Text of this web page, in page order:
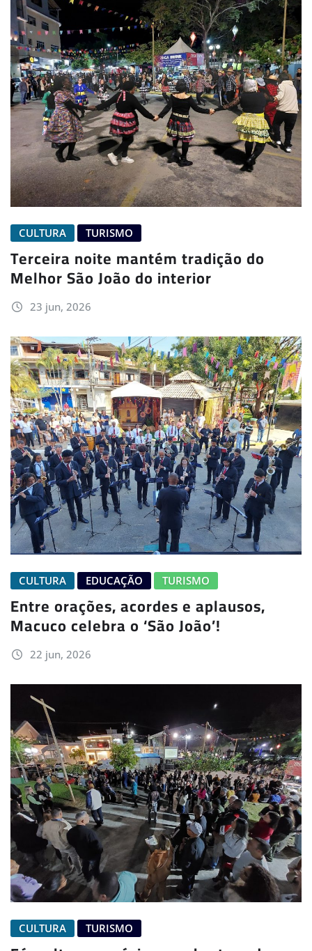
CULTURA TURISMO
Terceira noite mantém tradição do
Melhor São João do interior
23 jun, 2026
CULTURA EDUCAÇÃO TURISMO
Entre orações, acordes e aplausos,
Macuco celebra o ‘São João’!
22 jun, 2026
CULTURA TURISMO